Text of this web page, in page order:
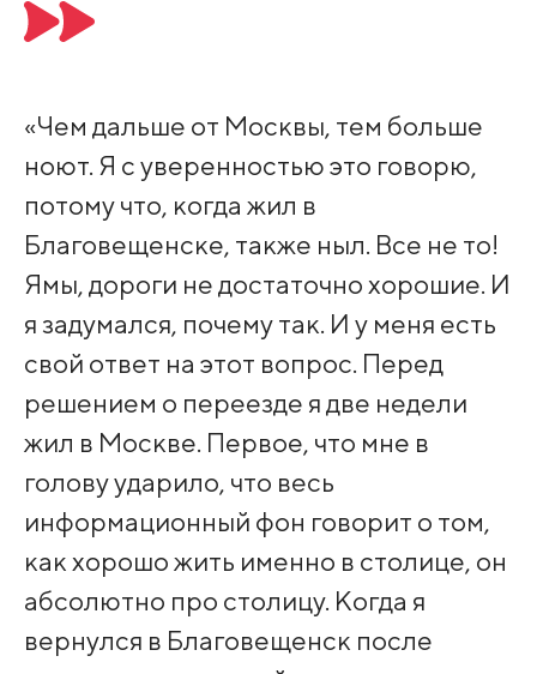
«Чем дальше от Москвы, тем больше
ноют. Я с уверенностью это говорю,
потому что, когда жил в
Благовещенске, также ныл. Все не то!
Ямы, дороги не достаточно хорошие. И
я задумался, почему так. И у меня есть
свой ответ на этот вопрос. Перед
решением о переезде я две недели
жил в Москве. Первое, что мне в
голову ударило, что весь
информационный фон говорит о том,
как хорошо жить именно в столице, он
абсолютно про столицу. Когда я
вернулся в Благовещенск после